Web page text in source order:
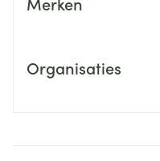
Organisaties